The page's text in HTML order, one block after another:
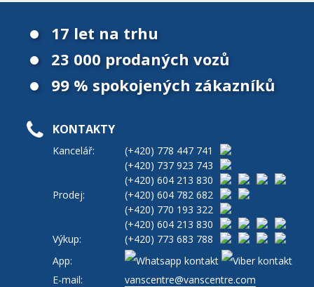
17 let na trhu
23 000 prodaných vozů
99 % spokojených zákazníků
KONTAKTY
Kancelář: (+420) 778 447 741
(+420) 737 923 743
(+420) 604 213 830
Prodej:
(+420) 604 782 682
(+420) 770 193 322
(+420) 604 213 830
Výkup:
(+420) 773 683 788
App:
E-mail:
vanscentre@vanscentre.com